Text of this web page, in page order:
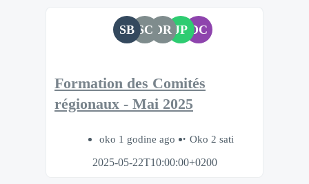
SB SC DR JP DC
Formation des Comités
régionaux - Mai 2025
oko 1 godine ago
Oko 2 sati
2025-05-22T10:00:00+0200